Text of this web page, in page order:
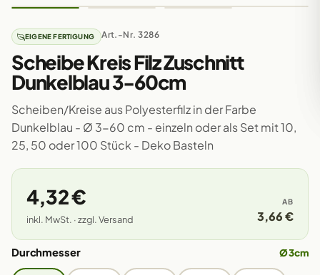
EIGENE FERTIGUNG Art.-Nr. 3286
Scheibe Kreis Filz Zuschnitt
Dunkelblau 3-60cm
Scheiben/Kreise aus Polyesterfilz in der Farbe
Dunkelblau - Ø 3-60 cm - einzeln oder als Set mit 10,
25, 50 oder 100 Stück - Deko Basteln
4,32 €
inkl. MwSt. · zzgl. Versand
AB
3,66 €
Durchmesser Ø 3cm